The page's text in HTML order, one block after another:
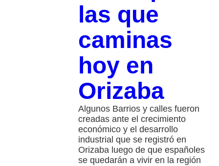
las que
caminas
hoy en
Orizaba
Algunos Barrios y calles fueron
creadas ante el crecimiento
económico y el desarrollo
industrial que se registró en
Orizaba luego de que españoles
se quedarán a vivir en la región